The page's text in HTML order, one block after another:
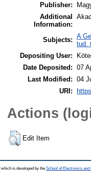
Publisher:
Additional
Information:
Subjects: A
tud.
Depositing User:
Date Deposited: 07
Last Modified: 04
URI:
Actions
Edit Item
which is developed by the School of Electronics and